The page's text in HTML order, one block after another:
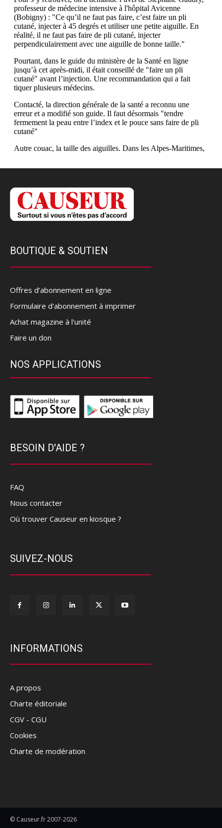
BOUTIQUE & SOUTIEN
Offres d’abonnement en ligne
Formulaire d'abonnement à imprimer
Achat magazine à l'unité
Faire un don
NOS APPLICATIONS
BESOIN D'AIDE ?
FAQ
Nous contacter
Où trouver Causeur en kiosque ?
SUIVEZ-NOUS
INFORMATIONS
A propos
Charte éditoriale
CGV - CGU
Cookies
Charte de modération
© Causeur.fr 2007-2026